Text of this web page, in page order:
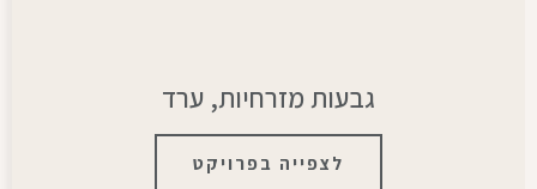
גבעות מזרחיות, ערד
לצפייה בפרויקט